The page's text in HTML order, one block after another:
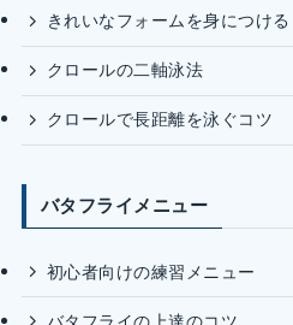
きれいなフォームを身につける
クロールの二軸泳法
クロールで長距離を泳ぐコツ
バタフライメニュー
初心者向けの練習メニュー
バタフライの上達のコツ